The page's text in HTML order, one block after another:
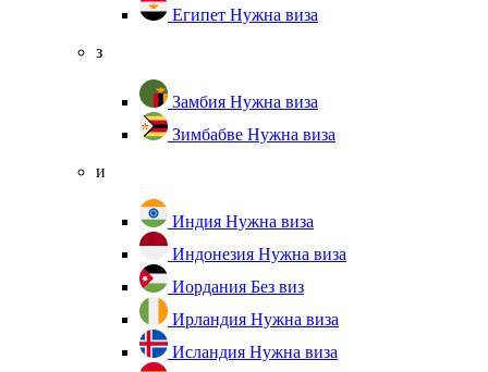
Египет Нужна виза
з
Замбия Нужна виза
Зимбабве Нужна виза
и
Индия Нужна виза
Индонезия Нужна виза
Иордания Без виз
Ирландия Нужна виза
Исландия Нужна виза